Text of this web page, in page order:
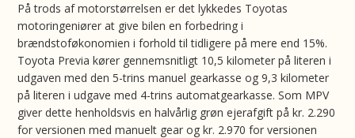
På trods af motorstørrelsen er det lykkedes Toyotas
motoringeniører at give bilen en forbedring i
brændstoføkonomien i forhold til tidligere på mere end 15%.
Toyota Previa kører gennemsnitligt 10,5 kilometer på literen i
udgaven med den 5-trins manuel gearkasse og 9,3 kilometer
på literen i udgave med 4-trins automatgearkasse. Som MPV
giver dette henholdsvis en halvårlig grøn ejerafgift på kr. 2.290
for versionen med manuelt gear og kr. 2.970 for versionen